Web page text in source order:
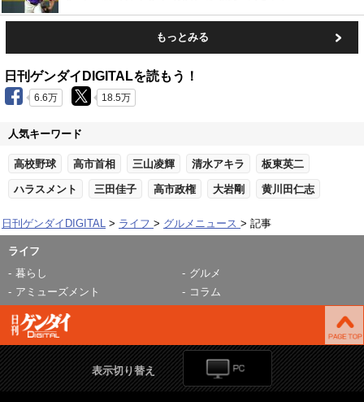
もっとみる
日刊ゲンダイDIGITALを読もう！
6.6万 18.5万
人気キーワード
高校野球 高市首相 三山凌輝 清水アキラ 板東英二
ハラスメント 三田佳子 高市政権 大岩剛 黄川田仁志
日刊ゲンダイDIGITAL ライフ グルメニュース 記事
ライフ
暮らし
グルメ
アミューズメント
コラム
表示切り替え